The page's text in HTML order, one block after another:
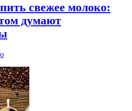
свежее молоко:
думают